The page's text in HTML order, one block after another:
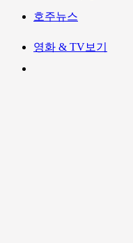
호주뉴스
영화 & TV보기